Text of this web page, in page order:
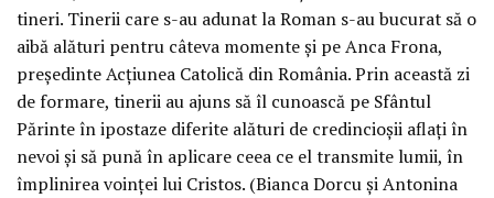
tineri. Tinerii care s-au adunat la Roman s-au bucurat să o
aibă alături pentru câteva momente și pe Anca Frona,
președinte Acțiunea Catolică din România. Prin această zi
de formare, tinerii au ajuns să îl cunoască pe Sfântul
Părinte în ipostaze diferite alături de credincioșii aflați în
nevoi și să pună în aplicare ceea ce el transmite lumii, în
împlinirea voinței lui Cristos. (Bianca Dorcu și Antonina